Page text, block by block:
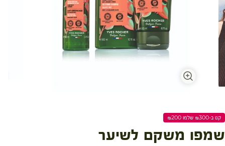
קנו ב-₪300 שלמו ₪200
שמפו משקם לשיער